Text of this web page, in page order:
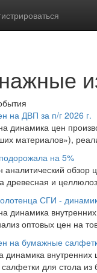
на ДВП за п/г 2026 г.
динамика цен
материалов»),
на 5%
аналитический
древесная и
СГИ -
динамика
оптовых цен на
на бумажные
динамика
салфетки для стола